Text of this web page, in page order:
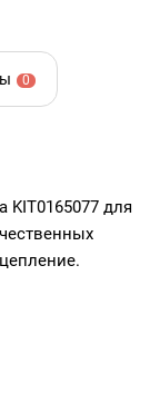
0
KIT0165077 для